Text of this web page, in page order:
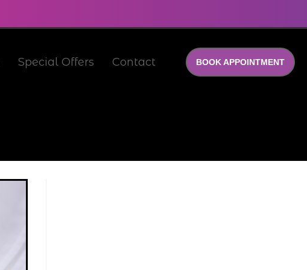
Special Offers Contact BOOK APPOINTMENT